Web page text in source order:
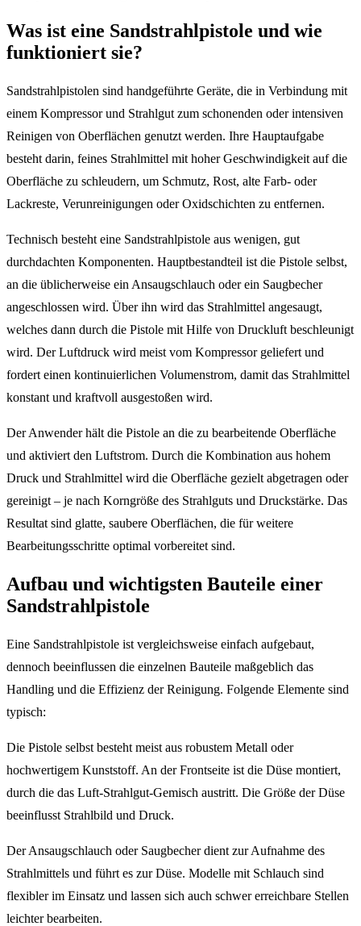
Was ist eine Sandstrahlpistole und wie
funktioniert sie?
Sandstrahlpistolen sind handgeführte Geräte, die in Verbindung mit
einem Kompressor und Strahlgut zum schonenden oder intensiven
Reinigen von Oberflächen genutzt werden. Ihre Hauptaufgabe
besteht darin, feines Strahlmittel mit hoher Geschwindigkeit auf die
Oberfläche zu schleudern, um Schmutz, Rost, alte Farb- oder
Lackreste, Verunreinigungen oder Oxidschichten zu entfernen.
Technisch besteht eine Sandstrahlpistole aus wenigen, gut
durchdachten Komponenten. Hauptbestandteil ist die Pistole selbst,
an die üblicherweise ein Ansaugschlauch oder ein Saugbecher
angeschlossen wird. Über ihn wird das Strahlmittel angesaugt,
welches dann durch die Pistole mit Hilfe von Druckluft beschleunigt
wird. Der Luftdruck wird meist vom Kompressor geliefert und
fordert einen kontinuierlichen Volumenstrom, damit das Strahlmittel
konstant und kraftvoll ausgestoßen wird.
Der Anwender hält die Pistole an die zu bearbeitende Oberfläche
und aktiviert den Luftstrom. Durch die Kombination aus hohem
Druck und Strahlmittel wird die Oberfläche gezielt abgetragen oder
gereinigt – je nach Korngröße des Strahlguts und Druckstärke. Das
Resultat sind glatte, saubere Oberflächen, die für weitere
Bearbeitungsschritte optimal vorbereitet sind.
Aufbau und wichtigsten Bauteile einer
Sandstrahlpistole
Eine Sandstrahlpistole ist vergleichsweise einfach aufgebaut,
dennoch beeinflussen die einzelnen Bauteile maßgeblich das
Handling und die Effizienz der Reinigung. Folgende Elemente sind
typisch:
Die Pistole selbst besteht meist aus robustem Metall oder
hochwertigem Kunststoff. An der Frontseite ist die Düse montiert,
durch die das Luft-Strahlgut-Gemisch austritt. Die Größe der Düse
beeinflusst Strahlbild und Druck.
Der Ansaugschlauch oder Saugbecher dient zur Aufnahme des
Strahlmittels und führt es zur Düse. Modelle mit Schlauch sind
flexibler im Einsatz und lassen sich auch schwer erreichbare Stellen
leichter bearbeiten.